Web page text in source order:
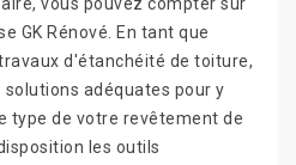
vous pouvez compter sur
GK Rénové. En tant que
d'étanchéité de toiture,
adéquates pour y
type de votre revêtement de
les outils